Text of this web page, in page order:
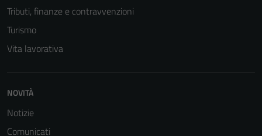
Tributi, finanze e contravvenzioni
Turismo
Vita lavorativa
NOVITÀ
Notizie
Comunicati